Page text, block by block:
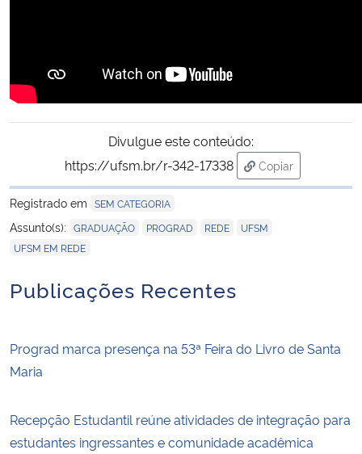
Divulgue este conteúdo:
https://ufsm.br/r-342-17338
Copiar
para área de
Registrado em SEM CATEGORIA
Assunto(s): GRADUAÇÃO PROGRAD REDE UFSM
UFSM EM REDE
Publicações Recentes
Prograd marca presença na 53ª Feira do Livro de Santa
Maria
Recepção Estudantil reúne atividades de integração para
estudantes ingressantes e comunidade acadêmica